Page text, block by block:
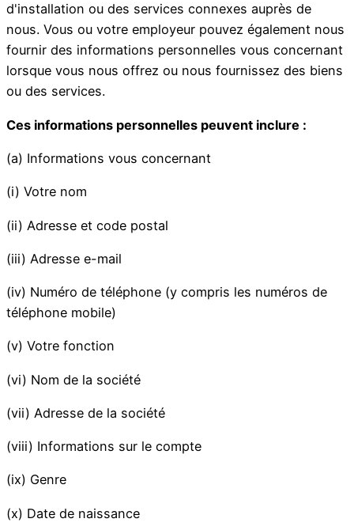
d'installation ou des services connexes auprès de
nous. Vous ou votre employeur pouvez également nous
fournir des informations personnelles vous concernant
lorsque vous nous offrez ou nous fournissez des biens
ou des services.
Ces informations personnelles peuvent inclure :
(a) Informations vous concernant
(i) Votre nom
(ii) Adresse et code postal
(iii) Adresse e-mail
(iv) Numéro de téléphone (y compris les numéros de
téléphone mobile)
(v) Votre fonction
(vi) Nom de la société
(vii) Adresse de la société
(viii) Informations sur le compte
(ix) Genre
(x) Date de naissance